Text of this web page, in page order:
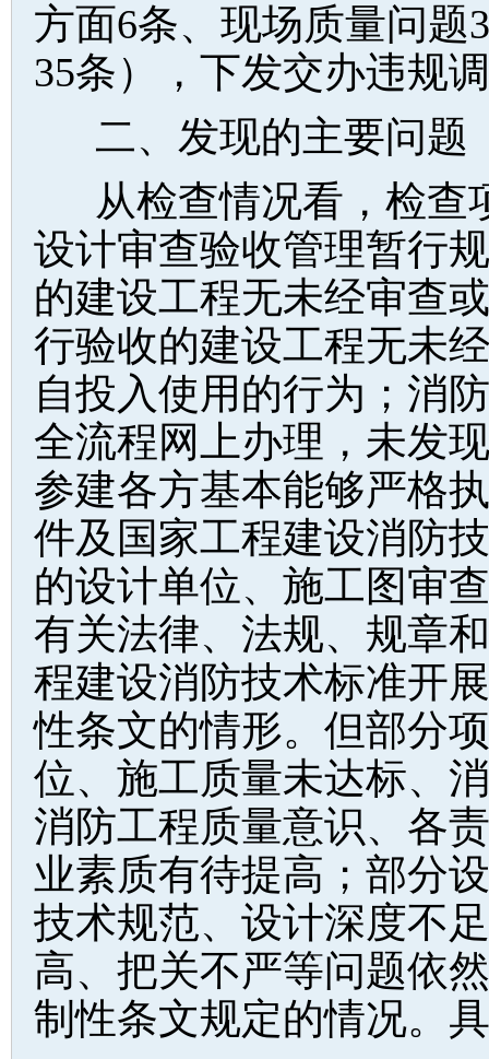
方面6条、现场质量问题
35条），下发交办违规
二、发现的主要问题
从检查情况看，检查
设计审查验收管理暂行
的建设工程无未经审查
行验收的建设工程无未
自投入使用的行为；消
全流程网上办理，未发
参建各方基本能够严格
件及国家工程建设消防
的设计单位、施工图审
有关法律、法规、规章
程建设消防技术标准开
性条文的情形。但部分
位、施工质量未达标、
消防工程质量意识、各
业素质有待提高；部分
技术规范、设计深度不
高、把关不严等问题依
制性条文规定的情况。